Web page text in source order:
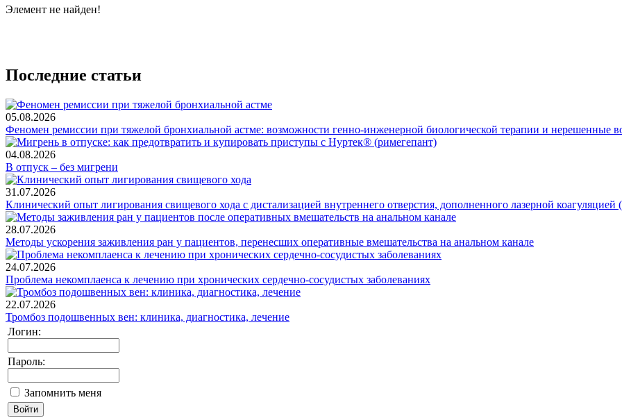
Элемент не найден!
Последние статьи
05.08.2026
Феномен ремиссии при тяжелой бронхиальной астме: возможности генно-инженерной биологической терапии и нерешенные
04.08.2026
В отпуск – без мигрени
31.07.2026
Клинический опыт лигирования свищевого хода с дистализацией внутреннего отверстия, дополненного лазерной
28.07.2026
Методы ускорения заживления ран у пациентов, перенесших оперативные вмешательства на анальном канале
24.07.2026
Проблема некомплаенса к лечению при хронических сердечно-сосудистых заболеваниях
22.07.2026
Тромбоз подошвенных вен: клиника, диагностика, лечение
Логин:
Пароль:
Запомнить меня